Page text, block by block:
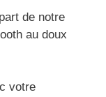
de notre
au doux
votre